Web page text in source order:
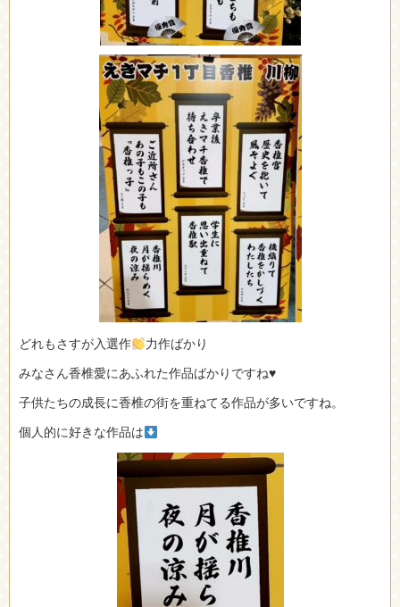
どれもさすが入選作
力作ばかり
みなさん香椎愛にあふれた作品ばかりですね♥️
子供たちの成長に香椎の街を重ねてる作品が多いですね。
個人的に好きな作品は